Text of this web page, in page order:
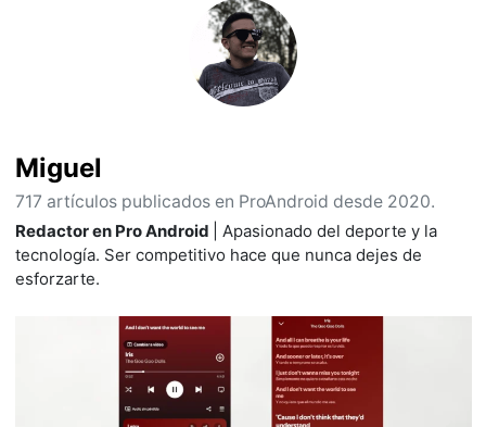
Miguel
717 artículos publicados en ProAndroid desde 2020.
Redactor en Pro Android
| Apasionado del deporte y la
tecnología. Ser competitivo hace que nunca dejes de
esforzarte.